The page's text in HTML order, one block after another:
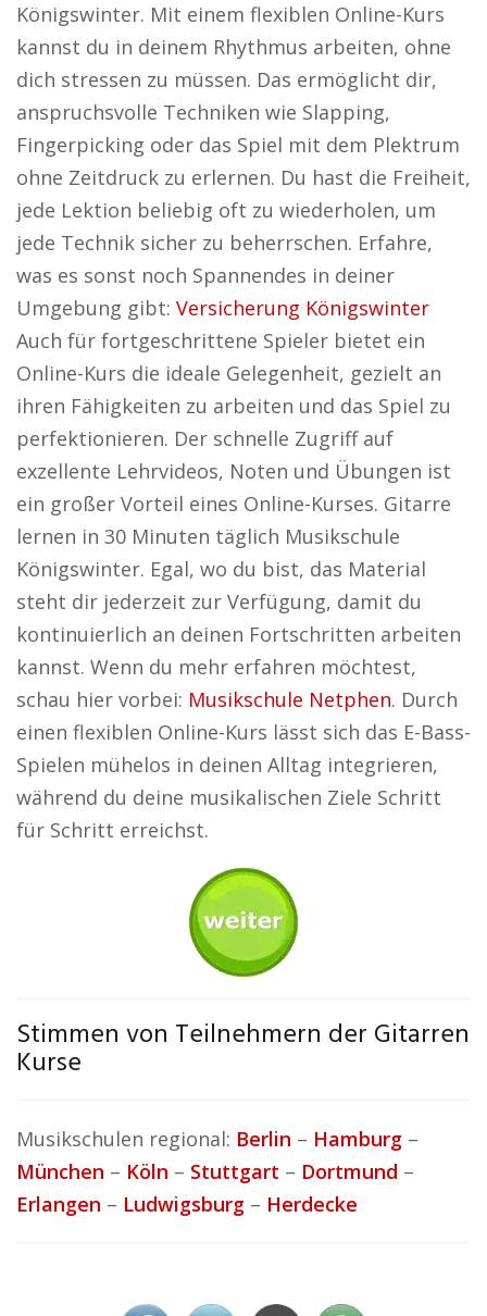
Königswinter. Mit einem flexiblen Online-Kurs
kannst du in deinem Rhythmus arbeiten, ohne
dich stressen zu müssen. Das ermöglicht dir,
anspruchsvolle Techniken wie Slapping,
Fingerpicking oder das Spiel mit dem Plektrum
ohne Zeitdruck zu erlernen. Du hast die Freiheit,
jede Lektion beliebig oft zu wiederholen, um
jede Technik sicher zu beherrschen. Erfahre,
was es sonst noch Spannendes in deiner
Umgebung gibt: Versicherung Königswinter
Auch für fortgeschrittene Spieler bietet ein
Online-Kurs die ideale Gelegenheit, gezielt an
ihren Fähigkeiten zu arbeiten und das Spiel zu
perfektionieren. Der schnelle Zugriff auf
exzellente Lehrvideos, Noten und Übungen ist
ein großer Vorteil eines Online-Kurses. Gitarre
lernen in 30 Minuten täglich Musikschule
Königswinter. Egal, wo du bist, das Material
steht dir jederzeit zur Verfügung, damit du
kontinuierlich an deinen Fortschritten arbeiten
kannst. Wenn du mehr erfahren möchtest,
schau hier vorbei: Musikschule Netphen. Durch
einen flexiblen Online-Kurs lässt sich das E-Bass-
Spielen mühelos in deinen Alltag integrieren,
während du deine musikalischen Ziele Schritt
für Schritt erreichst.
Stimmen von Teilnehmern der Gitarren
Kurse
Musikschulen regional: Berlin – Hamburg –
München – Köln – Stuttgart – Dortmund –
Erlangen – Ludwigsburg – Herdecke